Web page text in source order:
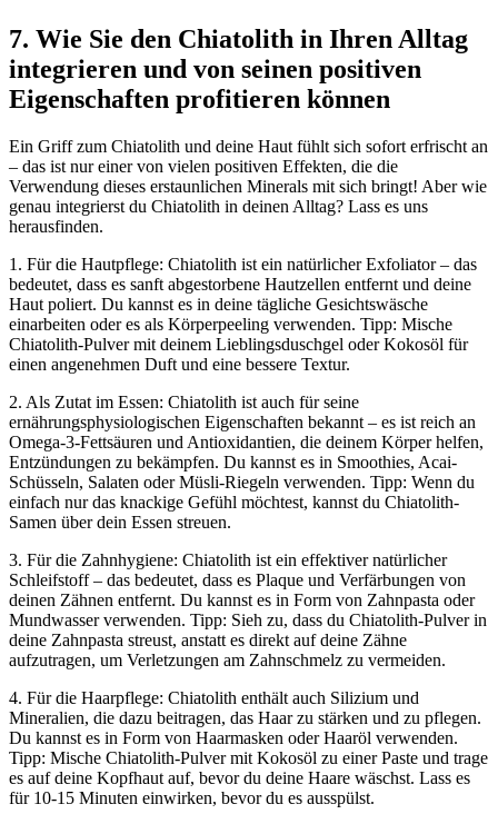
7. Wie Sie den Chiatolith in Ihren Alltag
integrieren und von seinen positiven
Eigenschaften profitieren können
Ein Griff zum Chiatolith und deine Haut fühlt sich sofort erfrischt an
– das ist nur einer von vielen positiven Effekten, die die
Verwendung dieses erstaunlichen Minerals mit sich bringt! Aber wie
genau integrierst du Chiatolith in deinen Alltag? Lass es uns
herausfinden.
1. Für die Hautpflege: Chiatolith ist ein natürlicher Exfoliator – das
bedeutet, dass es sanft abgestorbene Hautzellen entfernt und deine
Haut poliert. Du kannst es in deine tägliche Gesichtswäsche
einarbeiten oder es als Körperpeeling verwenden. Tipp: Mische
Chiatolith-Pulver mit deinem Lieblingsduschgel oder Kokosöl für
einen angenehmen Duft und eine bessere Textur.
2. Als Zutat im Essen: Chiatolith ist auch für seine
ernährungsphysiologischen Eigenschaften bekannt – es ist reich an
Omega-3-Fettsäuren und Antioxidantien, die deinem Körper helfen,
Entzündungen zu bekämpfen. Du kannst es in Smoothies, Acai-
Schüsseln, Salaten oder Müsli-Riegeln verwenden. Tipp: Wenn du
einfach nur das knackige Gefühl möchtest, kannst du Chiatolith-
Samen über dein Essen streuen.
3. Für die Zahnhygiene: Chiatolith ist ein effektiver natürlicher
Schleifstoff – das bedeutet, dass es Plaque und Verfärbungen von
deinen Zähnen entfernt. Du kannst es in Form von Zahnpasta oder
Mundwasser verwenden. Tipp: Sieh zu, dass du Chiatolith-Pulver in
deine Zahnpasta streust, anstatt es direkt auf deine Zähne
aufzutragen, um Verletzungen am Zahnschmelz zu vermeiden.
4. Für die Haarpflege: Chiatolith enthält auch Silizium und
Mineralien, die dazu beitragen, das Haar zu stärken und zu pflegen.
Du kannst es in Form von Haarmasken oder Haaröl verwenden.
Tipp: Mische Chiatolith-Pulver mit Kokosöl zu einer Paste und trage
es auf deine Kopfhaut auf, bevor du deine Haare wäschst. Lass es
für 10-15 Minuten einwirken, bevor du es ausspülst.